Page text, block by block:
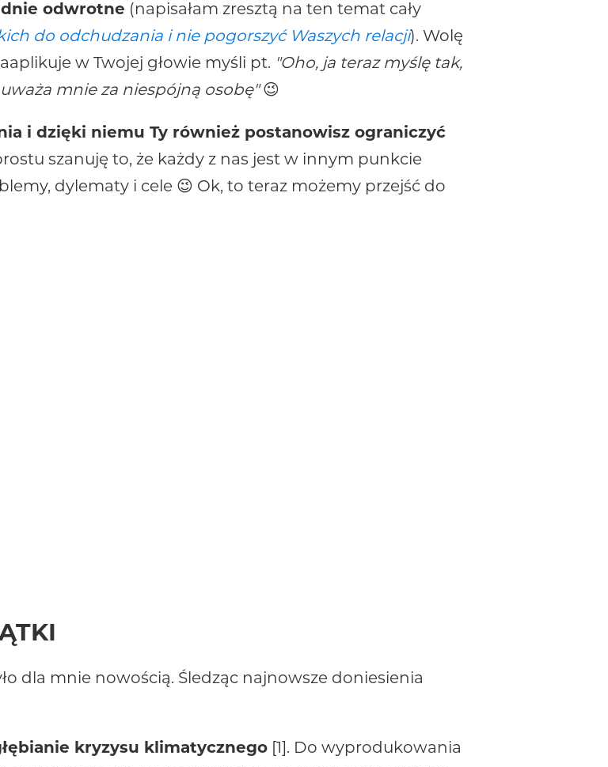
odwrotne (napisałam zresztą na ten temat cały
do odchudzania i nie pogorszyć Waszych relacji). Wolę
w Twojej głowie myśli pt. "Oho, ja teraz myślę tak,
mnie za niespójną osobę"😉
i dzięki niemu Ty również postanowisz ograniczyć
szanuję to, że każdy z nas jest w innym punkcie
dylematy i cele 😉 Ok, to teraz możemy przejść do
dla mnie nowością. Śledząc najnowsze doniesienia
kryzysu klimatycznego [1]. Do wyprodukowania